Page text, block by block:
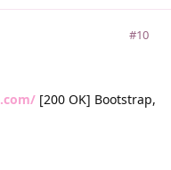
#10
[200 OK] Bootstrap,